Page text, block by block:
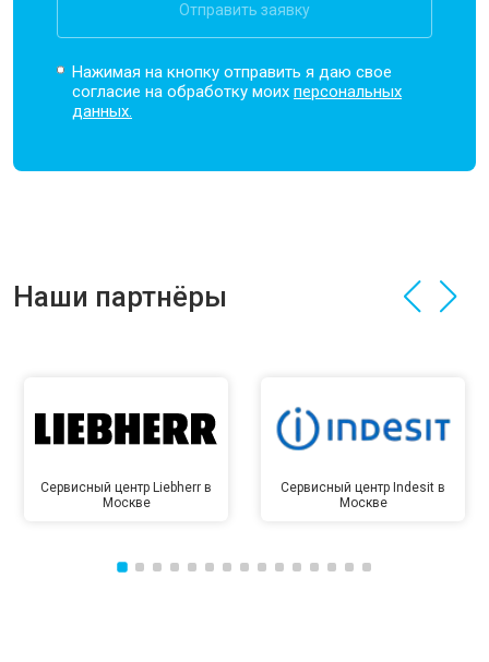
Отправить заявку
Нажимая на кнопку отправить я даю свое
согласие на обработку моихперсональных
данных.
Наши партнёры
Сервисный центр Liebherr в
Москве
Сервисный центр Indesit в
Москве